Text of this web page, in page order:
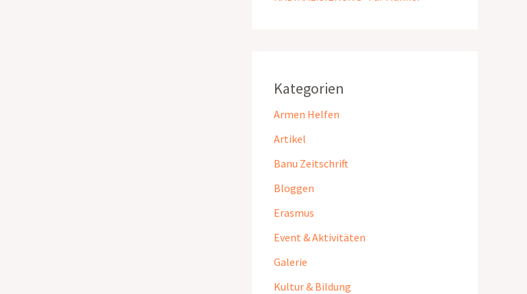
Kategorien
Armen Helfen
Artikel
Banu Zeitschrift
Bloggen
Erasmus
Event & Aktivitäten
Galerie
Kultur & Bildung